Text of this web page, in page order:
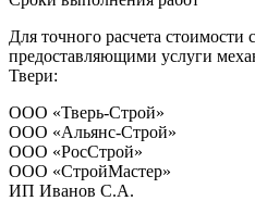
Для точного расчета стоимости
предоставляющими услуги
Твери:
ООО «Тверь-Строй»
ООО «Альянс-Строй»
ООО «РосСтрой»
ООО «СтройМастер»
ИП Иванов С.А.